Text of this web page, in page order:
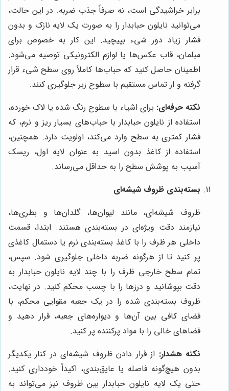
برابر خراشیدگی است، نه صرفاً جذب ضربه. در این حالت،
می‌توانید نایلون حبابدار را به صورت یک لایه نازک و بدون
فشار زیاد دور شیء بپیچید. این کار به خصوص برای
مبلمان، قاب عکس‌ها یا لوازم الکترونیکی توصیه می‌شود.
اطمینان حاصل کنید که حباب‌ها کاملاً روی سطح شیء قرار
گرفته و از تماس مستقیم با سطوح زبر جلوگیری کنند.
نکته حرفه‌ای: برای اشیاء با سطوح رنگ شده یا لاک خورده،
استفاده از نایلون حبابدار با حباب‌های بسیار ریز و نرم، که
فشار کمتری به سطح وارد می‌کند، اولویت دارد. همچنین،
استفاده از کاغذ بدون اسید به عنوان لایه اول، ریسک
آسیب به پوشش سطح را به حداقل می‌رساند.
بسته‌بندی ظروف شیشه‌ای
ظروف شیشه‌ای، مانند لیوان‌ها، گلدان‌ها و بطری‌ها،
نیازمند دقت ویژه‌ای در بسته‌بندی هستند. ابتدا، قسمت
داخلی هر ظرف را با کاغذ بسته‌بندی نرم یا دستمال کاغذی
پر کنید تا از هرگونه ضربه داخلی جلوگیری شود. سپس،
تمام سطح خارجی ظرف را با چند لایه نایلون حبابدار به
دقت بپوشانید و درزها را با چسب محکم کنید. در نهایت،
ظروف بسته‌بندی شده را در یک جعبه مقوایی محکم، با
فضای کافی بین آن‌ها و دیواره‌های جعبه، قرار دهید و
فضاهای خالی را با مواد پرکننده پر کنید.
نکته هشدار: از قرار دادن ظروف شیشه‌ای در کنار یکدیگر
بدون هیچ‌گونه فاصله یا عایق‌بندی، اکیداً خودداری کنید.
حتی یک لایه نایلون حبابدار بین ظروف نیز می‌تواند به